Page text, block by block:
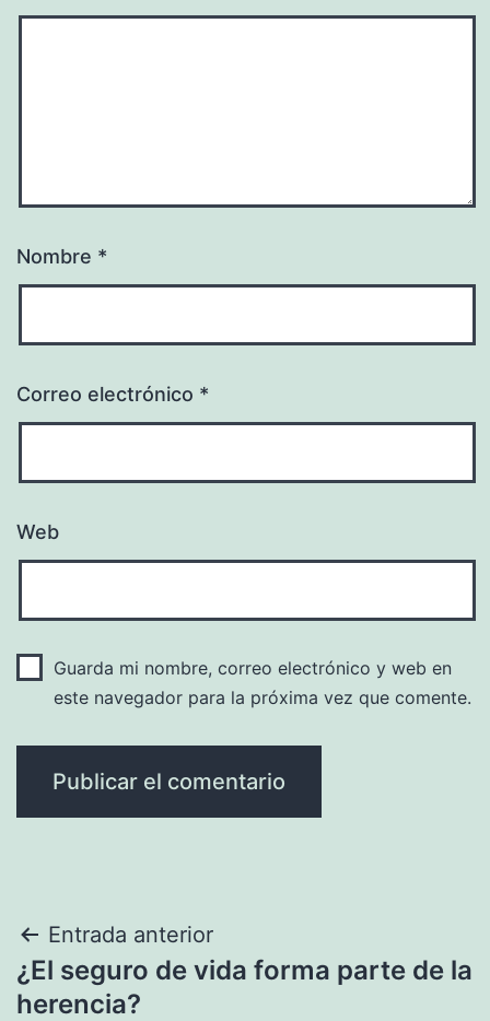
Nombre *
Correo electrónico *
Web
Guarda mi nombre, correo electrónico y web en
este navegador para la próxima vez que comente.
Navegación
de
Entrada anterior
¿El seguro de vida forma parte de la
herencia?